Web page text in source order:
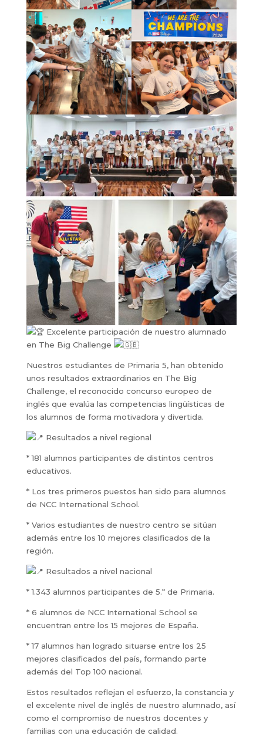
Excelente participación de nuestro alumnado
en The Big Challenge
Nuestros estudiantes de Primaria 5, han obtenido
unos resultados extraordinarios en The Big
Challenge, el reconocido concurso europeo de
inglés que evalúa las competencias lingüísticas de
los alumnos de forma motivadora y divertida.
Resultados a nivel regional
* 181 alumnos participantes de distintos centros
educativos.
* Los tres primeros puestos han sido para alumnos
de NCC International School.
* Varios estudiantes de nuestro centro se sitúan
además entre los 10 mejores clasificados de la
región.
Resultados a nivel nacional
* 1.343 alumnos participantes de 5.º de Primaria.
* 6 alumnos de NCC International School se
encuentran entre los 15 mejores de España.
* 17 alumnos han logrado situarse entre los 25
mejores clasificados del país, formando parte
además del Top 100 nacional.
Estos resultados reflejan el esfuerzo, la constancia y
el excelente nivel de inglés de nuestro alumnado, así
como el compromiso de nuestros docentes y
familias con una educación de calidad.